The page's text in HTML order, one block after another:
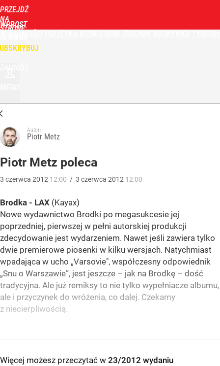
PRZEJDŹ
NA
STRONĘ
WPROST
Autor:
Piotr Metz
Piotr Metz poleca
3 czerwca 2012 12:00 / 3 czerwca 2012 12:00
Brodka - LAX (Kayax)
Nowe wydawnictwo Brodki po megasukcesie jej
poprzedniej, pierwszej w pełni autorskiej produkcji
zdecydowanie jest wydarzeniem. Nawet jeśli zawiera tylko
dwie premierowe piosenki w kilku wersjach. Natychmiast
wpadająca w ucho „Varsovie", współczesny odpowiednik
„Snu o Warszawie”, jest jeszcze – jak na Brodkę – dość
tradycyjna. Ale już remiksy to nie tylko wypełniacze albumu,
ale i przyczynek do wróżenia, co dalej. Czekamy
z niecierpliwością.
Więcej możesz przeczytać w 23/2012 wydaniu